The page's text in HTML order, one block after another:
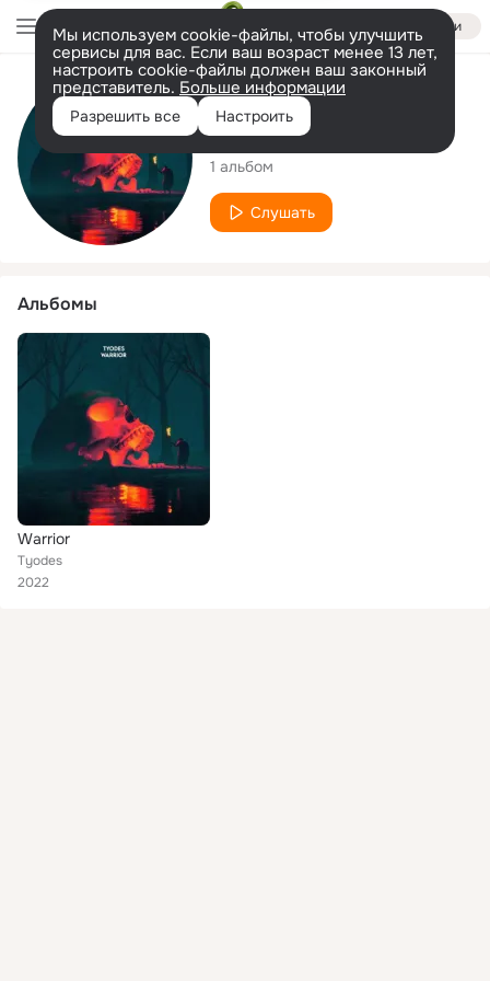
Войти
Мы используем cookie-файлы, чтобы улучшить
сервисы для вас. Если ваш возраст менее 13 лет,
настроить cookie-файлы должен ваш законный
представитель. Больше информации
Разрешить все Настроить
Исполнитель
Tyodes
1 альбом
Слушать
Альбомы
Warrior
Tyodes
2022